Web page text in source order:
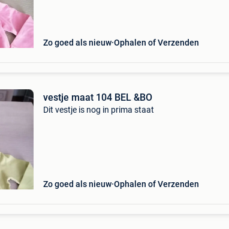
Zo goed als nieuw Ophalen of Verzenden
vestje maat 104 BEL &BO
Dit vestje is nog in prima staat
Zo goed als nieuw Ophalen of Verzenden